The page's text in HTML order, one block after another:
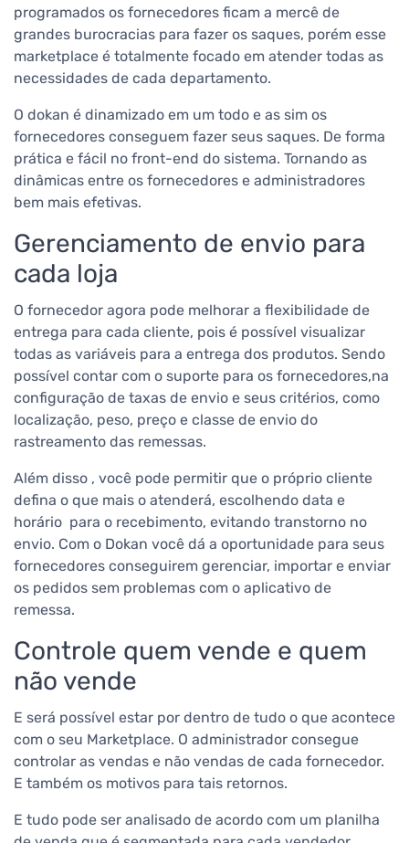
programados os fornecedores ficam a mercê de
grandes burocracias para fazer os saques, porém esse
marketplace é totalmente focado em atender todas as
necessidades de cada departamento.
O dokan é dinamizado em um todo e as sim os
fornecedores conseguem fazer seus saques. De forma
prática e fácil no front-end do sistema. Tornando as
dinâmicas entre os fornecedores e administradores
bem mais efetivas.
Gerenciamento de envio para
cada loja
O fornecedor agora pode melhorar a flexibilidade de
entrega para cada cliente, pois é possível visualizar
todas as variáveis para a entrega dos produtos. Sendo
possível contar com o suporte para os fornecedores,na
configuração de taxas de envio e seus critérios, como
localização, peso, preço e classe de envio do
rastreamento das remessas.
Além disso , você pode permitir que o próprio cliente
defina o que mais o atenderá, escolhendo data e
horário para o recebimento, evitando transtorno no
envio. Com o Dokan você dá a oportunidade para seus
fornecedores conseguirem gerenciar, importar e enviar
os pedidos sem problemas com o aplicativo de
remessa.
Controle quem vende e quem
não vende
E será possível estar por dentro de tudo o que acontece
com o seu Marketplace. O administrador consegue
controlar as vendas e não vendas de cada fornecedor.
E também os motivos para tais retornos.
E tudo pode ser analisado de acordo com um planilha